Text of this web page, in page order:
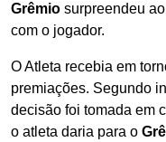
Grêmio surpreendeu
com o jogador.
O Atleta recebia em
premiações. Segundo
decisão foi tomada em
o atleta daria para o